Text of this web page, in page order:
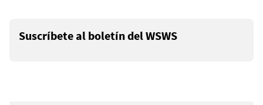
Suscríbete al boletín del WSWS